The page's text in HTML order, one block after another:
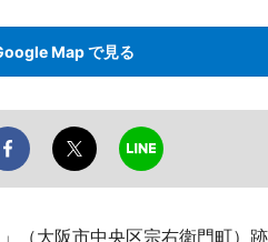
Map で見る
（大阪市中央区宗右衛門町）